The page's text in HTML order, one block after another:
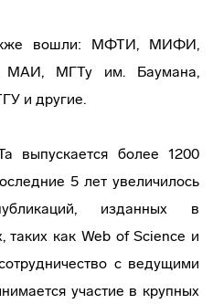
вошли: МФТИ, МИФИ,
МГТу им. Баумана,
и другие.
выпускается более 1200
5 лет увеличилось
изданных в
таких как Web of Science и
с ведущими
участие в крупных